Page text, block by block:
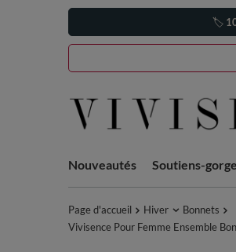
🏷️
Nouveautés Soutiens-gorge
Page d'accueil Hiver
Bonnets
Vivisence Pour Femme Ensemble